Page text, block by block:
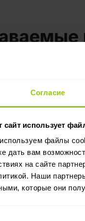
Согласие
сайт использует
файлы
дать вам
на сайте
Наши
которые они
управления
API-
Mapon